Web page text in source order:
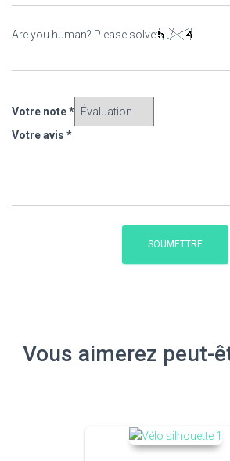
Are you human? Please solve:
Votre note*
Votre avis *
Vous aimerez peut-